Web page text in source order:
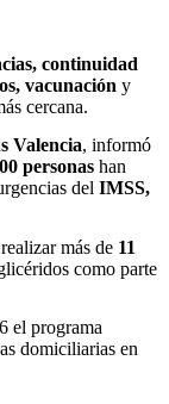
continuidad
vacunación y
cercana.
Valencia, informó
personas han
del IMSS,
más de 11
como parte
el programa
domiciliarias en